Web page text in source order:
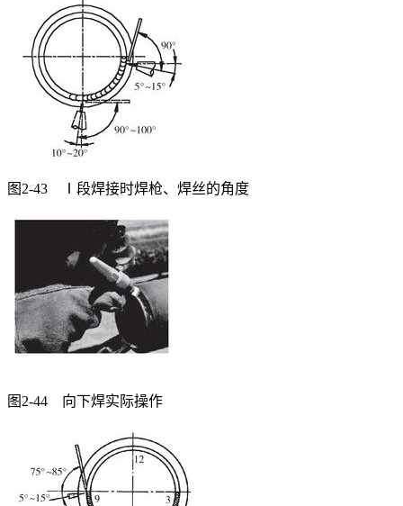
图2-43 Ⅰ段焊接时焊枪、焊丝的角度
图2-44 向下焊实际操作